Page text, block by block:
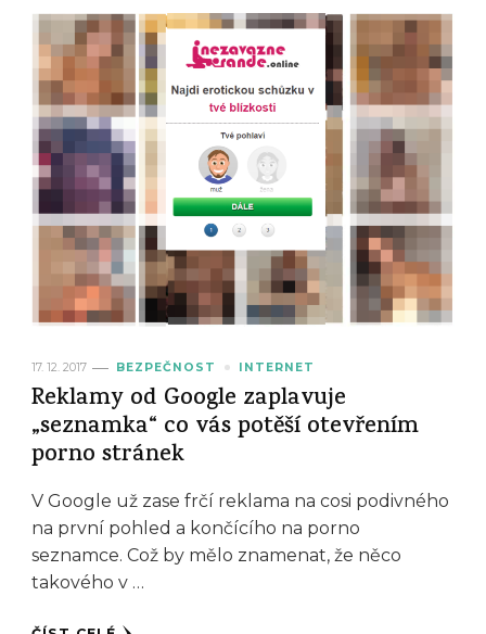
17. 12. 2017 BEZPEČNOST INTERNET
Reklamy od Google zaplavuje
„seznamka“ co vás potěší otevřením
porno stránek
V Google už zase frčí reklama na cosi podivného
na první pohled a končícího na porno
seznamce. Což by mělo znamenat, že něco
takového v …